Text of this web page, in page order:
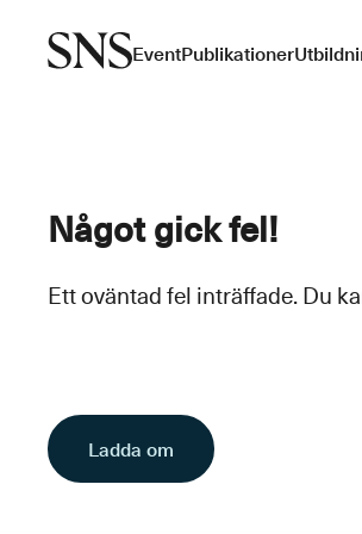
EventPublikationer
Något gick fel!
Ett oväntad fel inträffade. Du
Ladda om